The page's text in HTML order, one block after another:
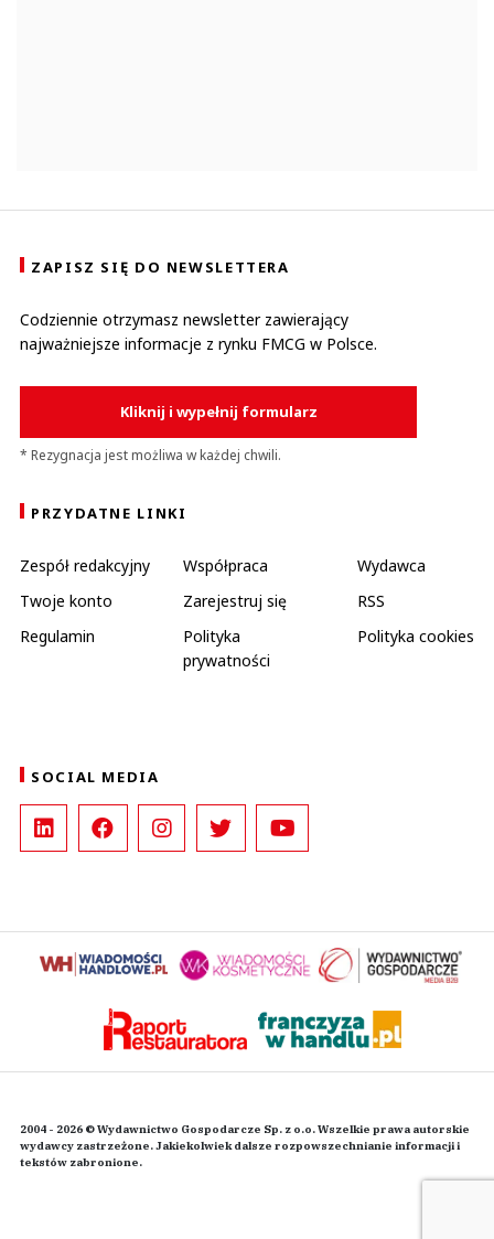
ZAPISZ SIĘ DO NEWSLETTERA
Codziennie otrzymasz newsletter zawierający
najważniejsze informacje z rynku FMCG w Polsce.
Kliknij i wypełnij formularz
* Rezygnacja jest możliwa w każdej chwili.
PRZYDATNE LINKI
Zespół redakcyjny Współpraca
Wydawca
Twoje konto
Zarejestruj się
RSS
Regulamin
Polityka
prywatności
Polityka cookies
SOCIAL MEDIA
2004 - 2026 © Wydawnictwo Gospodarcze Sp. z o.o. Wszelkie prawa autorskie
wydawcy zastrzeżone. Jakiekolwiek dalsze rozpowszechnianie informacji i
tekstów zabronione.